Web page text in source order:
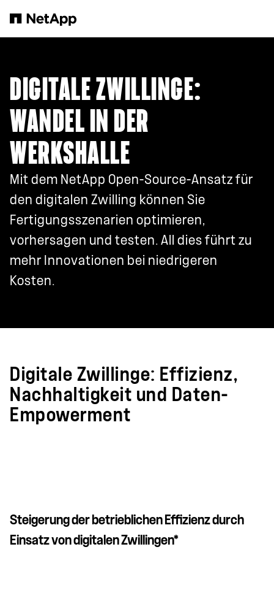
DIGITALE ZWILLINGE:
WANDEL IN DER
WERKSHALLE
Mit dem NetApp Open-Source-Ansatz für
den digitalen Zwilling können Sie
Fertigungsszenarien optimieren,
vorhersagen und testen. All dies führt zu
mehr Innovationen bei niedrigeren
Kosten.
Digitale Zwillinge: Effizienz,
Nachhaltigkeit und Daten-
Empowerment
Steigerung der betrieblichen Effizienz durch
Einsatz von digitalen Zwillingen*